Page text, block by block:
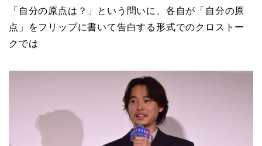
「自分の原点は？」という問いに、各自が「自分の原
点」をフリップに書いて告白する形式でのクロストー
クでは